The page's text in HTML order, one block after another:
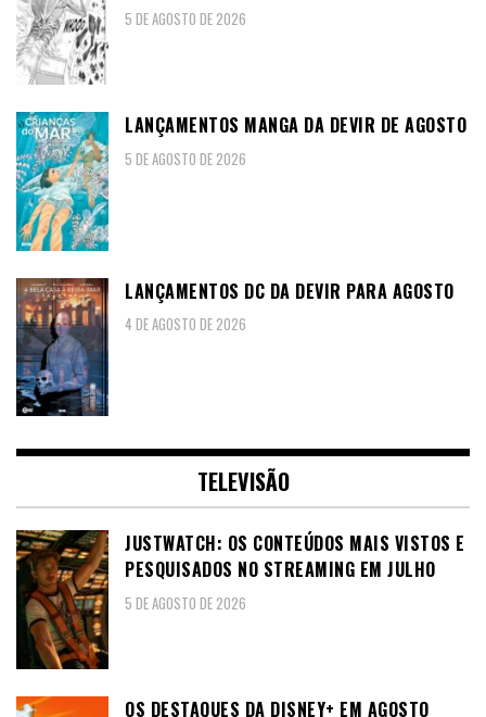
5 DE AGOSTO DE 2026
LANÇAMENTOS MANGA DA DEVIR DE AGOSTO
5 DE AGOSTO DE 2026
LANÇAMENTOS DC DA DEVIR PARA AGOSTO
4 DE AGOSTO DE 2026
TELEVISÃO
JUSTWATCH: OS CONTEÚDOS MAIS VISTOS E
PESQUISADOS NO STREAMING EM JULHO
5 DE AGOSTO DE 2026
OS DESTAQUES DA DISNEY+ EM AGOSTO